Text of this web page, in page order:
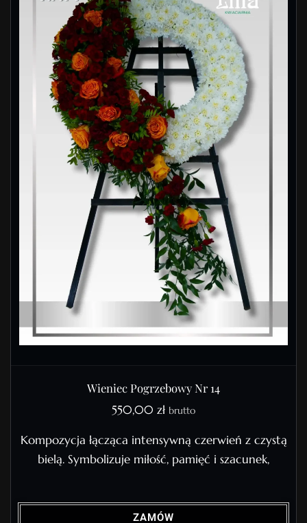
Wieniec Pogrzebowy Nr 14
550,00 zł brutto
Kompozycja łącząca intensywną czerwień z czystą
bielą. Symbolizuje miłość, pamięć i szacunek,
ZAMÓW